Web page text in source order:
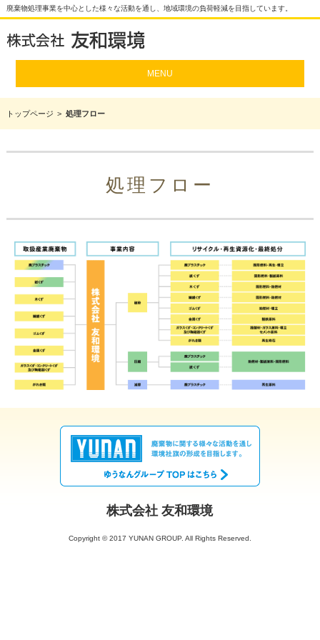
廃棄物処理事業を中心とした様々な活動を通し、地域環境の負荷軽減を目指しています。
MENU
トップページ 処理フロー
処理フロー
株式会社 友和環境
Copyright © 2017 YUNAN GROUP. All Rights Reserved.